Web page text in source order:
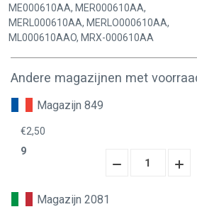
ME000610AA, MER000610AA,
MERL000610AA, MERLO000610AA,
ML000610AAO, MRX-000610AA
Andere magazijnen met
Magazijn 849
€2,50
9
Hoeveelheid
Magazijn 2081